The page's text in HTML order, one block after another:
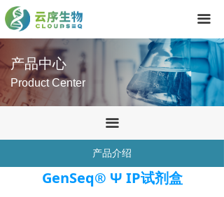
끀
首页
技术服务
产品中心
关于我们
联系我们
产品中心
Product Center
끀
产品介绍
GenSeq® Ψ IP试剂盒